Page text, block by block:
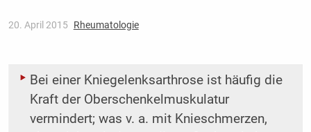
20. April 2015 Rheumatologie
Bei einer Kniegelenksarthrose ist häufig die
Kraft der Oberschenkelmuskulatur
vermindert; was v. a. mit Knieschmerzen,